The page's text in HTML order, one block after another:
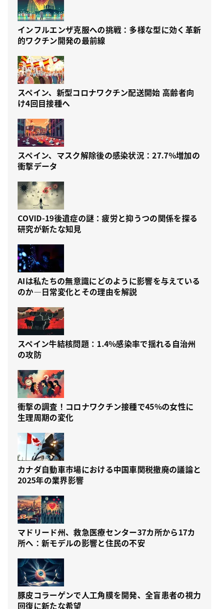
インフルエンザ克服への挑戦：多様な型に効く革新
的ワクチン開発の最前線
スペイン、新型コロナワクチン配送開始 高齢者向
け4回目接種へ
スペイン、マスク解除後の感染状況：27.7%増加の
衝撃データ
COVID-19後遺症の謎：疲労と抑うつの関係を探る
研究が新たな知見
AIは私たちの無意識にどのように影響を与えている
のか—日常変化とその理由を解説
スペイン牛結核問題：1.4%感染率で揺れる自治州
の攻防
衝撃の調査！コロナワクチン接種で45%の女性に
生理周期の変化
カナダ自動車市場における中国車関税撤廃の議論と
2025年の業界影響
マドリード州、救急医療センター37カ所から17カ
所へ：新モデルの影響と住民の不安
豚皮コラーゲンで人工角膜を開発、全盲患者の視力
回復に新たな希望